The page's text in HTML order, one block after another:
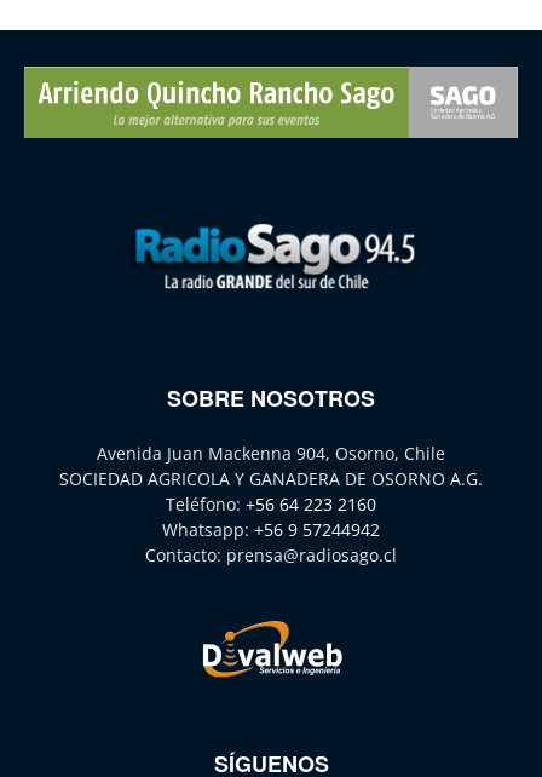
SOBRE NOSOTROS
Avenida Juan Mackenna 904, Osorno, Chile
SOCIEDAD AGRICOLA Y GANADERA DE OSORNO A.G.
Teléfono: +56 64 223 2160
Whatsapp: +56 9 57244942
Contacto: prensa@radiosago.cl
SÍGUENOS